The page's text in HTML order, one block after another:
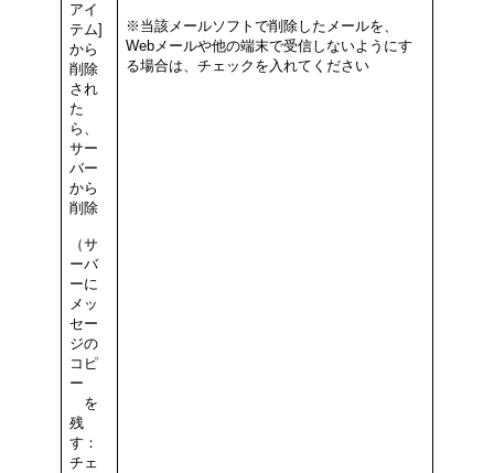
アイ
テム]
から
削除
され
た
ら、
サー
バー
から
削除
（サ
ーバ
ーに
メッ
セー
ジの
コピ
ー
を
残
す：
チェ
※当該メールソフトで削除したメールを、
Webメールや他の端末で受信しないようにす
る場合は、チェックを入れてください